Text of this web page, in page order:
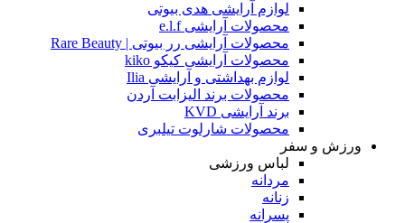
لوازم آرایشی هدی بیوتی
محصولات آرایشی e.l.f
محصولات آرایشی رر بیوتی | Rare Beauty
محصولات آرایشی کیکو kiko
لوازم بهداشتی و آرایشی Ilia
محصولات برند الیزابت آردن
برند آرایشی KVD
محصولات شارلوت تیلبری
ورزش و سفر
لباس ورزشی
مردانه
زنانه
پسرانه